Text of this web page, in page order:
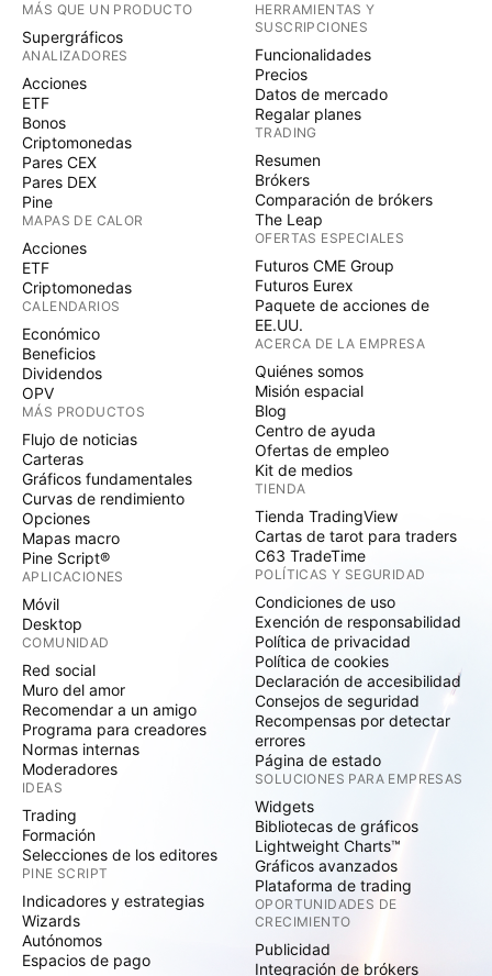
MÁS QUE UN PRODUCTO
Supergráficos
ANALIZADORES
Acciones
ETF
Bonos
Criptomonedas
Pares CEX
Pares DEX
Pine
MAPAS DE CALOR
Acciones
ETF
Criptomonedas
CALENDARIOS
Económico
Beneficios
Dividendos
OPV
MÁS PRODUCTOS
Flujo de noticias
Carteras
Gráficos fundamentales
Curvas de rendimiento
Opciones
Mapas macro
Pine Script®
APLICACIONES
Móvil
Desktop
COMUNIDAD
Red social
Muro del amor
Recomendar a un amigo
Programa para creadores
Normas internas
Moderadores
IDEAS
Trading
Formación
Selecciones de los editores
PINE SCRIPT
Indicadores y estrategias
Wizards
Autónomos
Espacios de pago
HERRAMIENTAS Y
SUSCRIPCIONES
Funcionalidades
Precios
Datos de mercado
Regalar planes
TRADING
Resumen
Brókers
Comparación de brókers
The Leap
OFERTAS ESPECIALES
Futuros CME Group
Futuros Eurex
Paquete de acciones de
EE.UU.
ACERCA DE LA EMPRESA
Quiénes somos
Misión espacial
Blog
Centro de ayuda
Ofertas de empleo
Kit de medios
TIENDA
Tienda TradingView
Cartas de tarot para traders
C63 TradeTime
POLÍTICAS Y SEGURIDAD
Condiciones de uso
Exención de responsabilidad
Política de privacidad
Política de cookies
Declaración de accesibilidad
Consejos de seguridad
Recompensas por detectar
errores
Página de estado
SOLUCIONES PARA EMPRESAS
Widgets
Bibliotecas de gráficos
Lightweight Charts™
Gráficos avanzados
Plataforma de trading
OPORTUNIDADES DE
CRECIMIENTO
Publicidad
Integración de brókers